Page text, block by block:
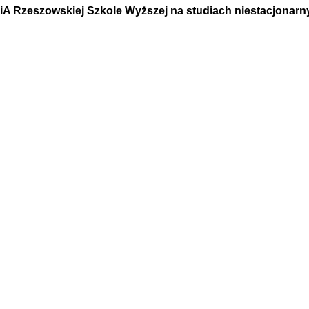
Rzeszowskiej Szkole Wyższej na studiach